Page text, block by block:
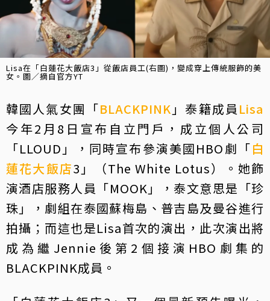
Lisa在「白蓮花大飯店3」從飯店員工(右圖)，變成穿上傳統服飾的美
女。圖／摘自官方YT
韓國人氣女團「BLACKPINK 」泰籍成員 Lisa
今年2月8日宣布自立門戶，成立個人公司
「LLOUD」，同時宣布參演美國HBO劇「白
蓮花大飯店3」（The White Lotus）。她飾
演酒店服務人員「MOOK」，泰文意思是「珍
珠」，劇組在泰國蘇梅島、普吉島及曼谷進行
拍攝；而這也是Lisa首次的演出，此次演出將
成為繼Jennie後第2個接演HBO劇集的
BLACKPINK成員。